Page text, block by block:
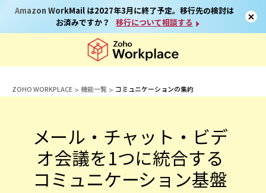
Amazon WorkMail は2027年3月に終了予定。移行先の検討は
お済みですか？
移行について相談する
ZOHO WORKPLACE 機能一覧 コミュニケーションの集約
メール・チャット・ビデ
オ会議を1つに統合する
コミュニケーション基盤